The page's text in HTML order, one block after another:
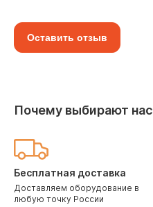
Оставить отзыв
Почему выбирают нас
Бесплатная доставка
Доставляем оборудование в
любую точку России